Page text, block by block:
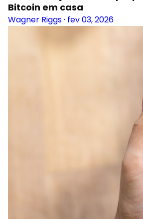
Bitcoin em casa
Wagner Riggs· fev 03, 2026